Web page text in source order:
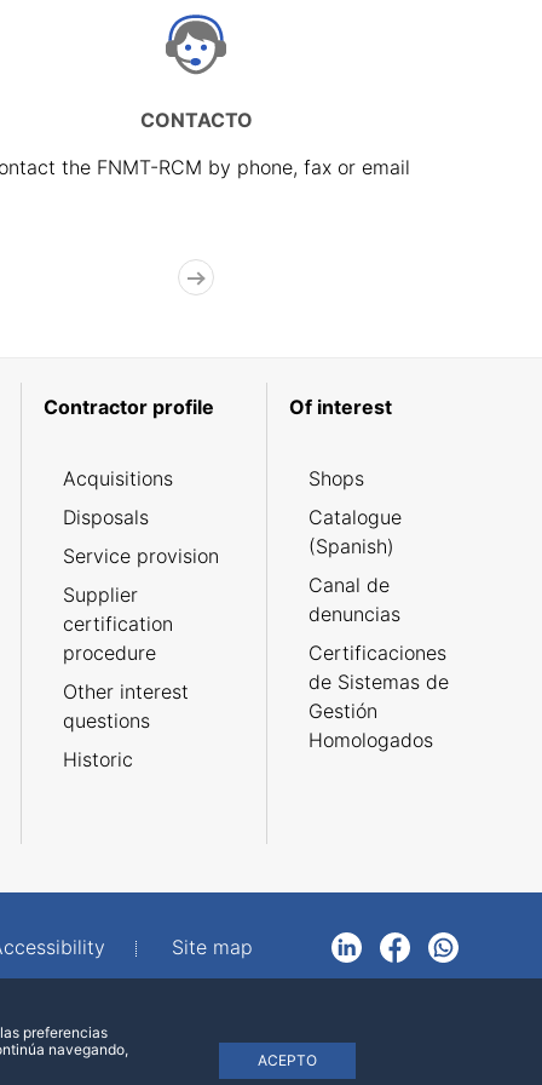
CONTACTO
the FNMT-RCM by phone, fax or email
Contractor profile
Acquisitions
Disposals
Service provision
Supplier
certification
procedure
Other interest
questions
Historic
Of interest
Shops
Catalogue
(Spanish)
Canal de
denuncias
Certificaciones
de Sistemas de
Gestión
Homologados
Site map
LinkedInFacebookWhatsApp
preferencias
navegando,
ACEPTO